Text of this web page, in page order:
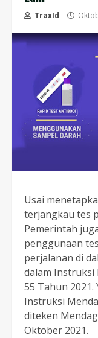
TraxId
Usai
terjangkau tes
Pemerintah
penggunaan
perjalanan di
dalam
55 Tahun
Instruksi
diteken
Oktober 2021.